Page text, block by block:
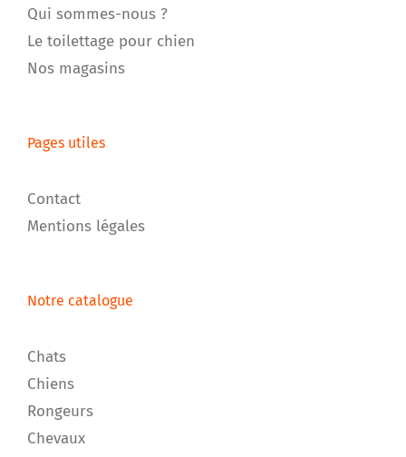
Qui sommes-nous ?
Le toilettage pour chien
Nos magasins
Pages utiles
Contact
Mentions légales
Notre catalogue
Chats
Chiens
Rongeurs
Chevaux